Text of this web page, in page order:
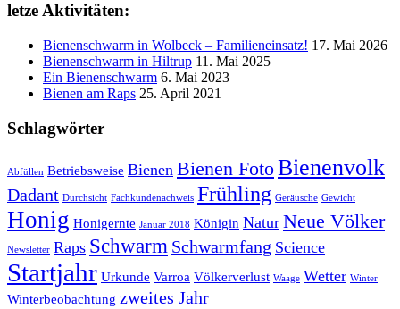
letze Aktivitäten:
Bienenschwarm in Wolbeck – Familieneinsatz! 17. Mai 2026
Bienenschwarm in Hiltrup 11. Mai 2025
Ein Bienenschwarm 6. Mai 2023
Bienen am Raps 25. April 2021
Schlagwörter
Abfüllen Betriebsweise Bienen Bienen FotoBienenvolk
Dadant Durchsicht Fachkundenachweis Frühling Geräusche Gewicht
Honig Honigernte Januar 2018 Königin Natur Neue Völker
Newsletter Raps Schwarm Schwarmfang Science
Startjahr Urkunde Varroa Völkerverlust Waage Wetter Winter
Winterbeobachtung zweites Jahr